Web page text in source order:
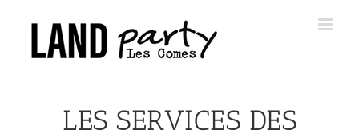
content
LES SERVICES DES